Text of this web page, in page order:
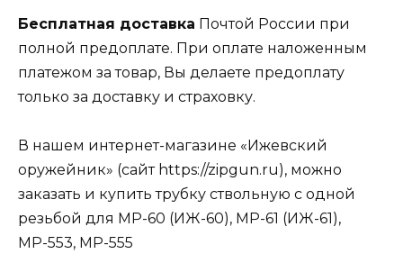
Бесплатная доставка Почтой России при
полной предоплате. При оплате наложенным
платежом за товар, Вы делаете предоплату
только за доставку и страховку.
В нашем интернет-магазине «Ижевский
оружейник» (сайт https://zipgun.ru), можно
заказать и купить трубку ствольную с одной
резьбой для МР-60 (ИЖ-60), МР-61 (ИЖ-61),
МР-553, МР-555